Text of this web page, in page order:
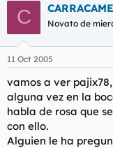
C Novato de
11 Oct 2005
vamos a ver
alguna vez en la
habla de rosa que
con ello.
Alguien le ha